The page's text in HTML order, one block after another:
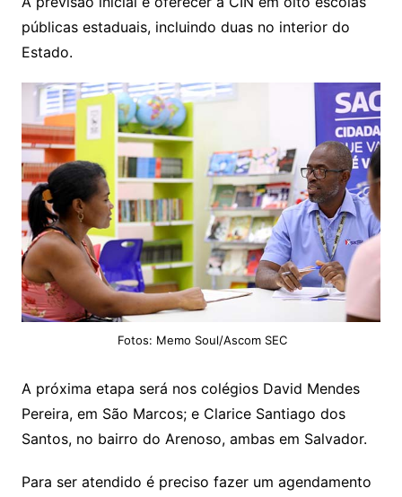
públicas estaduais, incluindo duas no interior do
Estado.
Fotos: Memo Soul/Ascom SEC
A próxima etapa será nos colégios David Mendes
Pereira, em São Marcos; e Clarice Santiago dos
Santos, no bairro do Arenoso, ambas em Salvador.
Para ser atendido é preciso fazer um agendamento